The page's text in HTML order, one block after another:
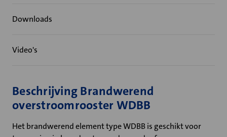
Downloads
Video's
Beschrijving Brandwerend
overstroomrooster WDBB
Het brandwerend element type WDBB is geschikt voor